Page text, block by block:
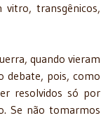
vitro, transgênicos,
quando vieram
debate, pois, como
resolvidos só por
Se não tomarmos